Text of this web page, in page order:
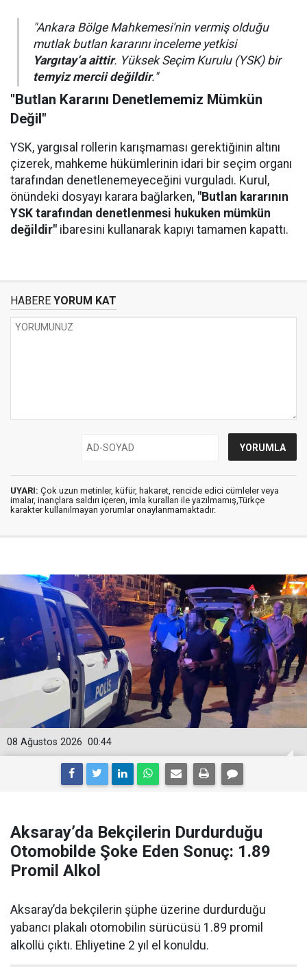
"Ankara Bölge Mahkemesi'nin vermiş olduğu
mutlak butlan kararını inceleme yetkisi
Yargıtay’a aittir. Yüksek Seçim Kurulu (YSK) bir
temyiz mercii değildir."
"Butlan Kararını Denetlememiz Mümkün
Değil"
YSK, yargısal rollerin karışmaması gerektiğinin altını
çizerek, mahkeme hükümlerinin idari bir seçim organı
tarafından denetlenemeyeceğini vurguladı. Kurul,
önündeki dosyayı karara bağlarken, "Butlan kararının
YSK tarafından denetlenmesi hukuken mümkün
değildir" ibaresini kullanarak kapıyı tamamen kapattı.
HABERE YORUM KAT
UYARI: Çok uzun metinler, küfür, hakaret, rencide edici cümleler veya
imalar, inançlara saldırı içeren, imla kuralları ile yazılmamış,Türkçe
karakter kullanılmayan yorumlar onaylanmamaktadır.
00:44
08 Ağustos 2026
Aksaray’da Bekçilerin Durdurduğu
Otomobilde Şoke Eden Sonuç: 1.89
Promil Alkol
Aksaray’da bekçilerin şüphe üzerine durdurduğu
yabancı plakalı otomobilin sürücüsü 1.89 promil
alkollü çıktı. Ehliyetine 2 yıl el konuldu.